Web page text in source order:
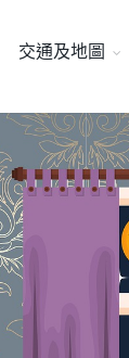
交通及地圖